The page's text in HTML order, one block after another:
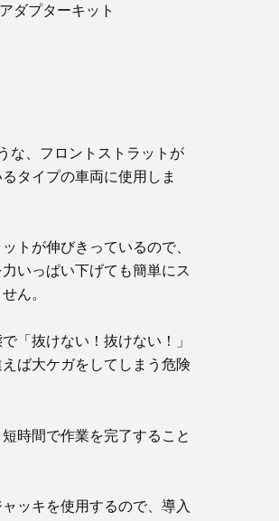
ダプターキット
な、フロントストラットが
タイプの車両に使用しま
トが伸びきっているので、
いっぱい下げても簡単にス
ん。
「抜けない！抜けない！」
ば大ケガをしてしまう危険
時間で作業を完了すること
ッキを使用するので、導入